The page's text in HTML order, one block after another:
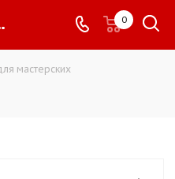
- 0
мастерских